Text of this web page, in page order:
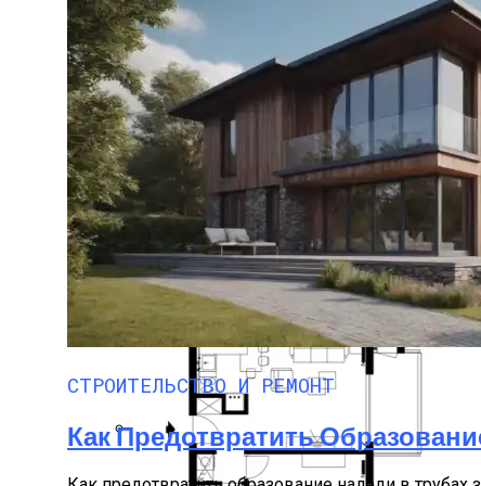
Манила — Сказочный Город
Акустический Комфорт В Офисах С
Нанесение Гидроизоляции С
ПРОТИВОПОЖАРНЫЕ ОКНА Е60
СТРОИТЕЛЬСТВО И РЕМОНТ
Как Предотвратить